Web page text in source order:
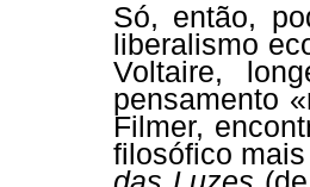
Só, então,
liberalismo
Voltaire,
pensamento
Filmer,
filosófico